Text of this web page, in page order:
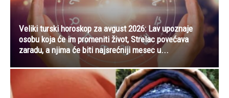
Veliki turski horoskop za avgust 2026: Lav upoznaje
osobu koja će im promeniti život, Strelac povećava
zaradu, a njima će biti najsrećniji mesec u...